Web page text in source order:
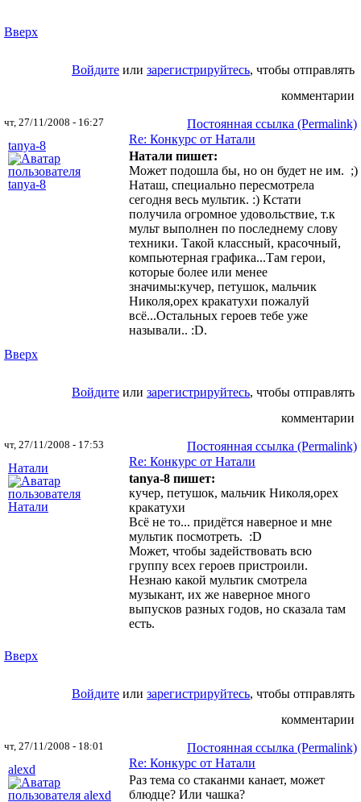
Вверх
Войдите или зарегистрируйтесь, чтобы отправлять
комментарии
чт, 27/11/2008 - 16:27
Постоянная ссылка (Permalink)
tanya-8
Re: Конкурс от Натали
Натали пишет:
Может подошла бы, но он будет не им. ;)
Наташ, специально пересмотрела
сегодня весь мультик. :) Кстати
получила огромное удовольствие, т.к
мульт выполнен по последнему слову
техники. Такой классный, красочный,
компьютерная графика...Там герои,
которые более или менее
значимы:кучер, петушок, мальчик
Николя,орех кракатухи пожалуй
всё...Остальных героев тебе уже
называли.. :D.
Вверх
Войдите или зарегистрируйтесь, чтобы отправлять
комментарии
чт, 27/11/2008 - 17:53
Постоянная ссылка (Permalink)
Натали
Re: Конкурс от Натали
tanya-8 пишет:
кучер, петушок, мальчик Николя,орех
кракатухи
Всё не то... придётся наверное и мне
мультик посмотреть. :D
Может, чтобы задействовать всю
группу всех героев пристроили.
Незнаю какой мультик смотрела
музыкант, их же наверное много
выпусков разных годов, но сказала там
есть.
Вверх
Войдите или зарегистрируйтесь, чтобы отправлять
комментарии
чт, 27/11/2008 - 18:01
Постоянная ссылка (Permalink)
alexd
Re: Конкурс от Натали
Раз тема со стаканми канает, может
блюдце? Или чашка?